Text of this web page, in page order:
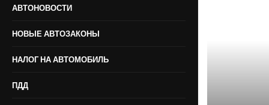
АВТОНОВОСТИ
НОВЫЕ АВТОЗАКОНЫ
НАЛОГ НА АВТОМОБИЛЬ
ПДД